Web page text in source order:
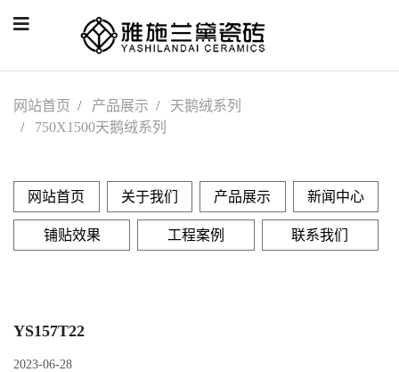
网站首页 产品展示
天鹅绒系列
750X1500天鹅绒系列
网站首页 关于我们 产品展示 新闻中心
铺贴效果 工程案例 联系我们
YS157T22
2023-06-28